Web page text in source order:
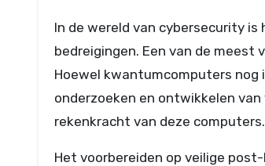
In de wereld van cybersecurity
bedreigingen. Een van de
Hoewel kwantumcomputers nog
onderzoeken en ontwikkelen
rekenkracht van deze computers.
Het voorbereiden op veilige